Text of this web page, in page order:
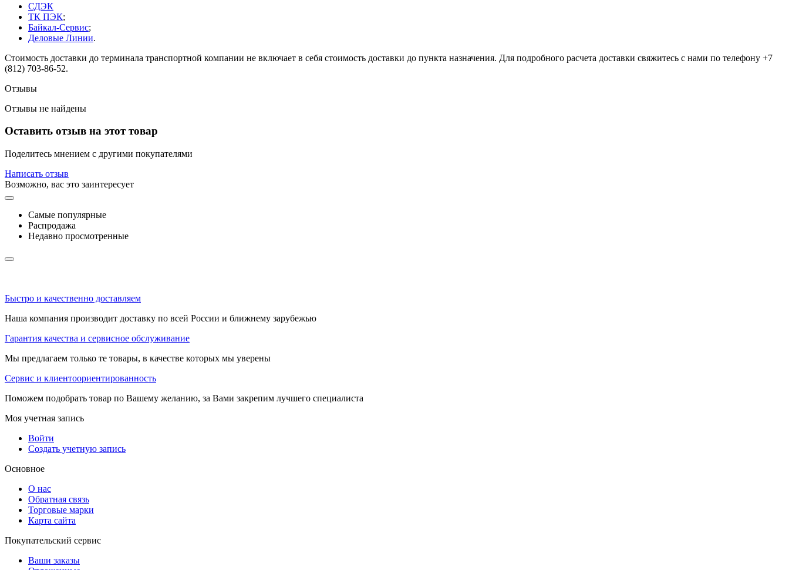
СДЭК
ТК ПЭК;
Байкал-Сервис;
Деловые Линии.
Стоимость доставки до терминала транспортной компании не включает в себя стоимость доставки до пункта назначения. Для подробного расчета доставки свяжитесь с нами по телефону +7
(812) 703-86-52.
Отзывы
Отзывы не найдены
Оставить отзыв на этот товар
Поделитесь мнением с другими покупателями
Написать отзыв
Возможно, вас это заинтересует
Самые популярные
Распродажа
Недавно просмотренные
Быстро и качественно доставляем
Наша компания производит доставку по всей России и ближнему зарубежью
Гарантия качества и сервисное обслуживание
Мы предлагаем только те товары, в качестве которых мы уверены
Сервис и клиентоориентированность
Поможем подобрать товар по Вашему желанию, за Вами закрепим лучшего специалиста
Моя учетная запись
Войти
Создать учетную запись
Основное
О нас
Обратная связь
Торговые марки
Карта сайта
Покупательский сервис
Ваши заказы